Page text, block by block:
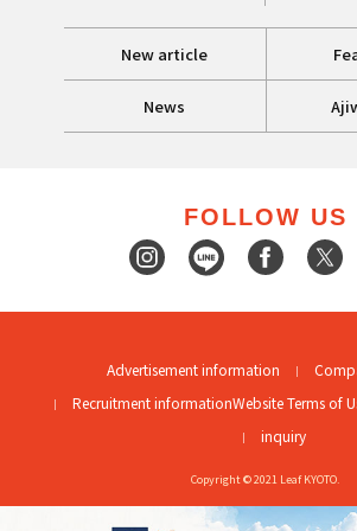
New article
News
FOLLOW US
Advertisement information
Recruitment informationWebsite Terms of
inquiry
Copyright © 2021 Leaf KYOTO.